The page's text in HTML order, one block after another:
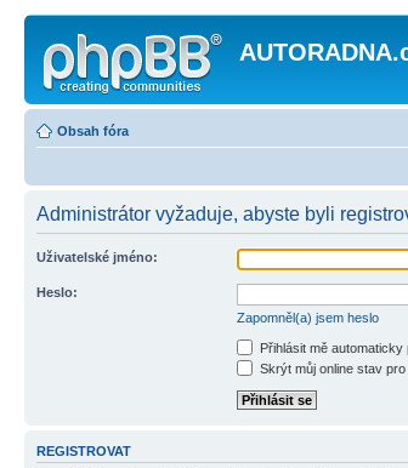
Obsah fóra
Administrátor vyžaduje, abyste byli
Uživatelské jméno:
Heslo:
Zapomněl(a) jsem heslo
Přihlásit mě
Skrýt můj online stav
REGISTROVAT